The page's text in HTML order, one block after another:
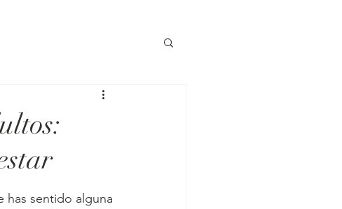
has sentido alguna